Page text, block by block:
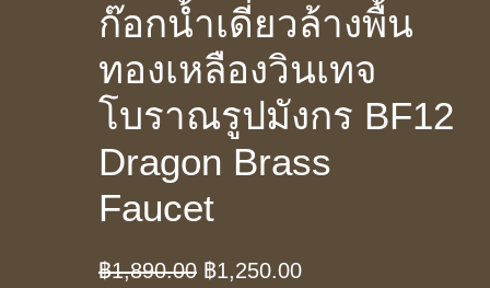
ก๊อกน้ำเดี่ยวล้างพื้น
ทองเหลืองวินเทจ
โบราณรูปมังกร BF12
Dragon Brass
Faucet
฿1,890.00 Original
฿1,250.00Current